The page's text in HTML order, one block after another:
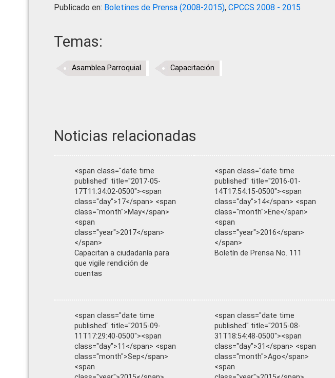
Publicado en: Boletines de Prensa (2008-2015), CPCCS 2008 - 2015
Temas:
Asamblea Parroquial Capacitación
Noticias relacionadas
<span class="date time
published" title="2017-05-
17T11:34:02-0500"><span
class="day">17</span> <span
class="month">May</span>
<span
class="year">2017</span>
</span>
Capacitan a ciudadanía para
que vigile rendición de
cuentas
<span class="date time
published" title="2016-01-
14T17:54:15-0500"><span
class="day">14</span> <span
class="month">Ene</span>
<span
class="year">2016</span>
</span>
Boletín de Prensa No. 111
<span class="date time
published" title="2015-09-
11T17:29:40-0500"><span
class="day">11</span> <span
class="month">Sep</span>
<span
<span class="date time
published" title="2015-08-
31T18:54:48-0500"><span
class="day">31</span> <span
class="month">Ago</span>
<span